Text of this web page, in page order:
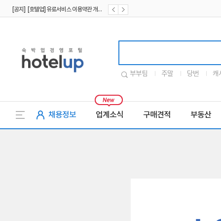
[공지] [호텔업] 유료서비스 이용약관 개정본2 (19.09.02)
부부팀 주말 당번 캐
채용정보 업계소식 구매견적 부동산